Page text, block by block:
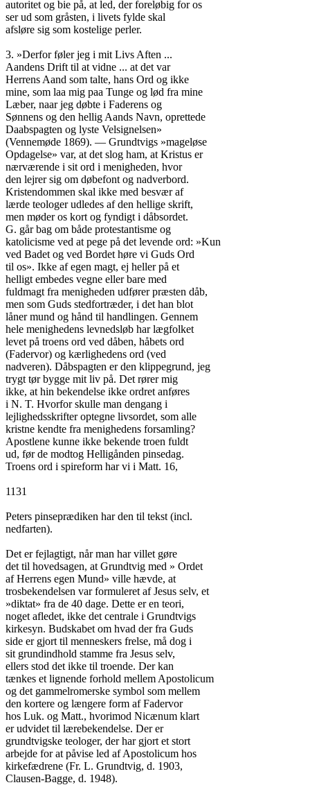
autoritet og bie på, at led, der foreløbig for os
ser ud som gråsten, i livets fylde skal
afsløre sig som kostelige perler.
3. »Derfor føler jeg i mit Livs Aften ...
Aandens Drift til at vidne ... at det var
Herrens Aand som talte, hans Ord og ikke
mine, som laa mig paa Tunge og lød fra mine
Læber, naar jeg døbte i Faderens og
Sønnens og den hellig Aands Navn, oprettede
Daabspagten og lyste Velsignelsen»
(Vennemøde 1869). — Grundtvigs »mageløse
Opdagelse» var, at det slog ham, at Kristus er
nærværende i sit ord i menigheden, hvor
den lejrer sig om døbefont og nadverbord.
Kristendommen skal ikke med besvær af
lærde teologer udledes af den hellige skrift,
men møder os kort og fyndigt i dåbsordet.
G. går bag om både protestantisme og
katolicisme ved at pege på det levende ord: »Kun
ved Badet og ved Bordet høre vi Guds Ord
til os». Ikke af egen magt, ej heller på et
helligt embedes vegne eller bare med
fuldmagt fra menigheden udfører præsten dåb,
men som Guds stedfortræder, i det han blot
låner mund og hånd til handlingen. Gennem
hele menighedens levnedsløb har lægfolket
levet på troens ord ved dåben, håbets ord
(Fadervor) og kærlighedens ord (ved
nadveren). Dåbspagten er den klippegrund, jeg
trygt tør bygge mit liv på. Det rører mig
ikke, at hin bekendelse ikke ordret anføres
i N. T. Hvorfor skulle man dengang i
lejlighedsskrifter optegne livsordet, som alle
kristne kendte fra menighedens forsamling?
Apostlene kunne ikke bekende troen fuldt
ud, før de modtog Helligånden pinsedag.
Troens ord i spireform har vi i Matt. 16,
1131
Peters pinseprædiken har den til tekst (incl.
nedfarten).
Det er fejlagtigt, når man har villet gøre
det til hovedsagen, at Grundtvig med » Ordet
af Herrens egen Mund» ville hævde, at
trosbekendelsen var formuleret af Jesus selv, et
»diktat» fra de 40 dage. Dette er en teori,
noget afledet, ikke det centrale i Grundtvigs
kirkesyn. Budskabet om hvad der fra Guds
side er gjort til menneskers frelse, må dog i
sit grundindhold stamme fra Jesus selv,
ellers stod det ikke til troende. Der kan
tænkes et lignende forhold mellem Apostolicum
og det gammelromerske symbol som mellem
den kortere og længere form af Fadervor
hos Luk. og Matt., hvorimod Nicænum klart
er udvidet til lærebekendelse. Der er
grundtvigske teologer, der har gjort et stort
arbejde for at påvise led af Apostolicum hos
kirkefædrene (Fr. L. Grundtvig, d. 1903,
Clausen-Bagge, d. 1948).